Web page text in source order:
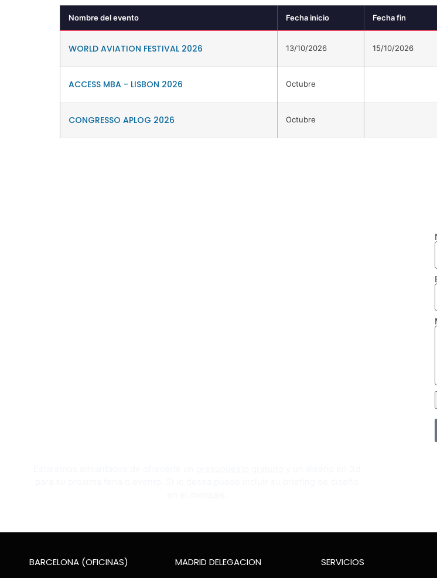
Nombre del evento Fecha inicio Fecha fin
WORLD AVIATION FESTIVAL 2026 13/10/2026 15/10/2026
ACCESS MBA - LISBON 2026 Octubre
CONGRESSO APLOG 2026 Octubre
BARCELONA (OFICINAS) MADRID DELEGACION SERVICIOS